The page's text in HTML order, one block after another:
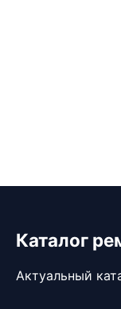
Каталог
Актуальный